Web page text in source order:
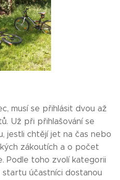
musí se přihlásit dvou až
Už při přihlašování se
jestli chtějí jet na čas nebo
zákoutích a o počet
Podle toho zvolí kategorii
startu účastníci dostanou